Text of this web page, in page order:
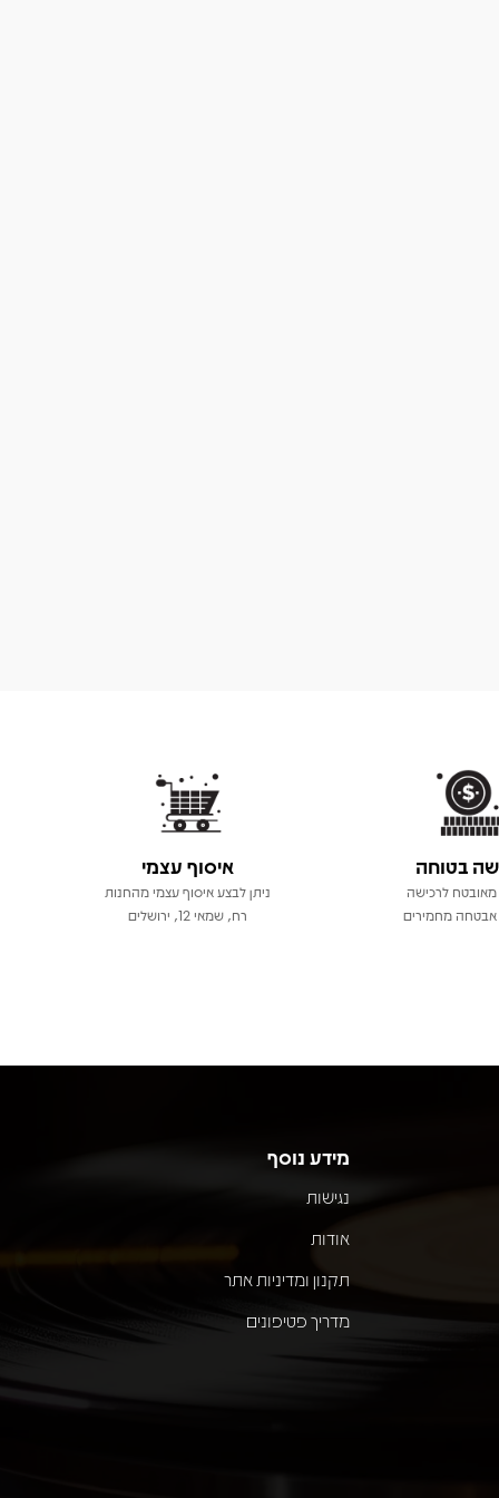
בטוחה
לרכישה
אבטחה מחמירים
איסוף עצמי
ניתן לבצע איסוף עצמי מהחנות
רח, שמאי 12, ירושלים
מידע נוסף
נגישות
אודות
תקנון ומדיניות אתר
מדריך פטיפונים